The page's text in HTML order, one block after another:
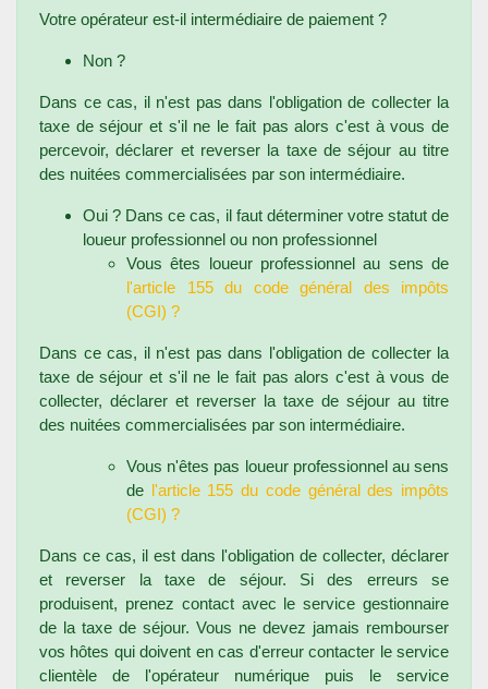
Votre opérateur est-il intermédiaire de paiement ?
Non ?
Dans ce cas, il n'est pas dans l'obligation de collecter la
taxe de séjour et s'il ne le fait pas alors c'est à vous de
percevoir, déclarer et reverser la taxe de séjour au titre
des nuitées commercialisées par son intermédiaire.
Oui ? Dans ce cas, il faut déterminer votre statut de
loueur professionnel ou non professionnel
Vous êtes loueur professionnel au sens de
l'article 155 du code général des impôts
(CGI) ?
Dans ce cas, il n'est pas dans l'obligation de collecter la
taxe de séjour et s'il ne le fait pas alors c'est à vous de
collecter, déclarer et reverser la taxe de séjour au titre
des nuitées commercialisées par son intermédiaire.
Vous n'êtes pas loueur professionnel au sens
de l'article 155 du code général des impôts
(CGI) ?
Dans ce cas, il est dans l'obligation de collecter, déclarer
et reverser la taxe de séjour. Si des erreurs se
produisent, prenez contact avec le service gestionnaire
de la taxe de séjour. Vous ne devez jamais rembourser
vos hôtes qui doivent en cas d'erreur contacter le service
clientèle de l'opérateur numérique puis le service